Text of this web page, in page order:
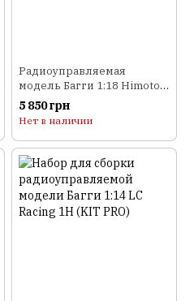
Радиоуправляемая
модель Багги 1:18 Himoto
Spino E18XBL Brushless
(черный)
5 850 грн
Нет в наличии